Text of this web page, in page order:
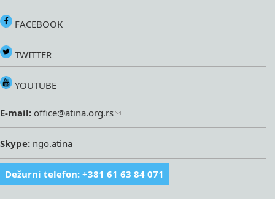
FACEBOOK
TWITTER
YOUTUBE
E-mail: office@atina.org.rs
Skype: ngo.atina
Dežurni telefon: +381 61 63 84 071